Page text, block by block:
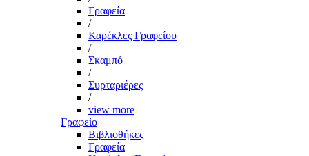
Γραφεία
/
Καρέκλες Γραφείου
/
Σκαμπό
/
Συρταριέρες
/
view more
Γραφείο
Βιβλιοθήκες
Γραφεία